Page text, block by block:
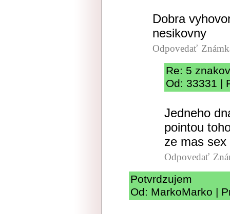
Dobra
nesikovny
Odpovedať
Re: 5 znakov
Od: 33331 |
Jedneho
pointou
ze mas
Odpovedať
Potvrdzujem
Od: MarkoMarko |